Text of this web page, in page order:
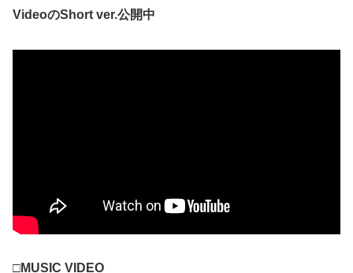
VideoのShort ver.公開中
□MUSIC VIDEO